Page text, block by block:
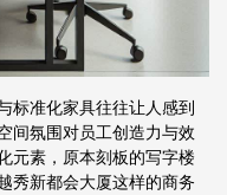
标准化家具往往让人感到
间氛围对员工创造力与效
元素，原本刻板的写字楼
秀新都会大厦这样的商务